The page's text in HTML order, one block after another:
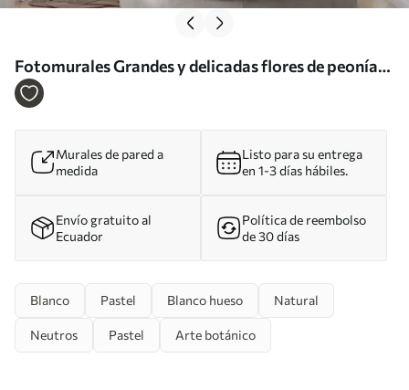
Fotomurales Grandes y delicadas flores de peonía
blancas y rosas con pétalos suaves y esponjosos
Murales de pared a
medida
Listo para su entrega
en 1-3 días hábiles.
Envío gratuito al
Ecuador
Política de reembolso
de 30 días
Blanco Pastel Blanco hueso Natural
Neutros Pastel Arte botánico